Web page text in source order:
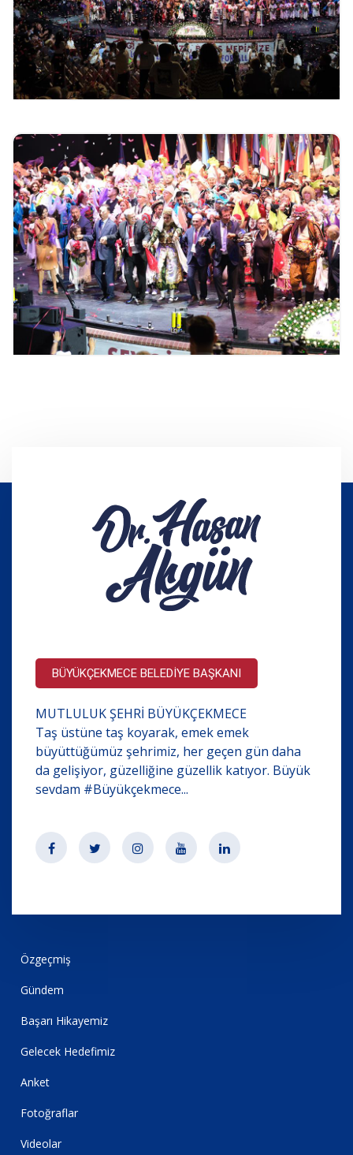
BÜYÜKÇEKMECE BELEDİYE BAŞKANI
MUTLULUK ŞEHRİ BÜYÜKÇEKMECE
Taş üstüne taş koyarak, emek emek
büyüttüğümüz şehrimiz, her geçen gün daha
da gelişiyor, güzelliğine güzellik katıyor. Büyük
sevdam #Büyükçekmece...
Özgeçmiş
Gündem
Başarı Hikayemiz
Gelecek Hedefimiz
Anket
Fotoğraflar
Videolar